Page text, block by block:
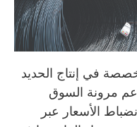
في إنتاج الحديد
بدعم مرونة السوق
الأسعار عبر